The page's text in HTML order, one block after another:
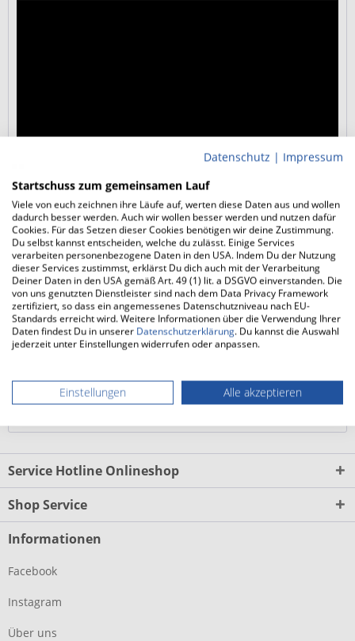
Der ALTRA Lone Peak 9+ (Damen) ist ein beliebter
Traillaufschuh, der in seiner aktuellen Version mit einer
Vibram Megagrip-Außensohle überzeugt. So bietet er noch
mehr Grip und noch mehr Traktion, damit du abseits
befestigter Wege noch mehr Action erlebst.
Profilierte Außensohle mit legendärem
Vibram Megagrip
Außensohle daher. So konnte die Traktion verbessert
Service Hotline Onlineshop
Shop Service
Informationen
Facebook
Instagram
Über uns
Datenschutz | Impressum
Startschuss zum gemeinsamen Lauf
Viele von euch zeichnen ihre Läufe auf, werten diese Daten aus und wollen
dadurch besser werden. Auch wir wollen besser werden und nutzen dafür
Cookies. Für das Setzen dieser Cookies benötigen wir deine Zustimmung.
Du selbst kannst entscheiden, welche du zulässt. Einige Services
verarbeiten personenbezogene Daten in den USA. Indem Du der Nutzung
dieser Services zustimmst, erklärst Du dich auch mit der Verarbeitung
Deiner Daten in den USA gemäß Art. 49 (1) lit. a DSGVO einverstanden. Die
von uns genutzten Dienstleister sind nach dem Data Privacy Framework
zertifiziert, so dass ein angemessenes Datenschutzniveau nach EU-
Standards erreicht wird. Weitere Informationen über die Verwendung Ihrer
Daten findest Du in unserer Datenschutzerklärung. Du kannst die Auswahl
jederzeit unter Einstellungen widerrufen oder anpassen.
Einstellungen Alle akzeptieren